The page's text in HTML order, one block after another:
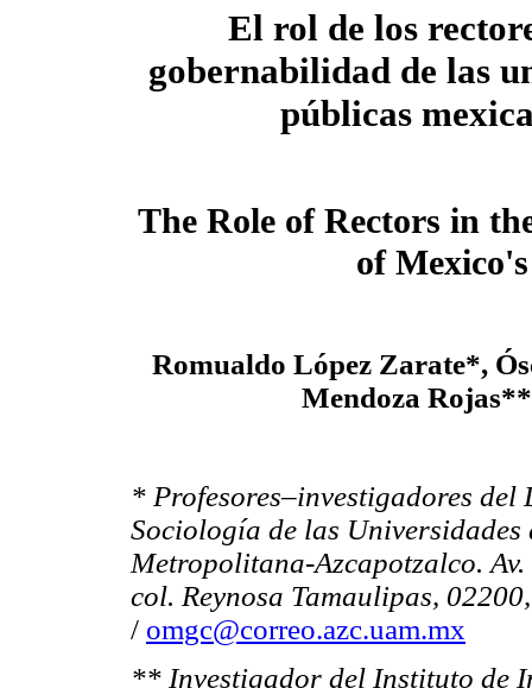
El rol de los
gobernabilidad de las
públicas
The Role of Rectors in
of
Romualdo López Zarate*,
Mendoza
* Profesores–investigadores del
Sociología de las
Metropolitana-Azcapotzalco.
col. Reynosa Tamaulipas,
/ omgc@correo.azc.uam.mx
** Investigador del Instituto de